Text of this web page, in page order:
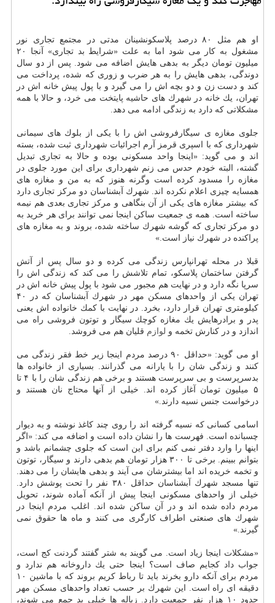
او هم مثل ۸۰ درصد پلاسكونشینان مدتی در مجتمع تجاری نور
مشغول به كار می شود اما به علت «شرایط بد تجاری» آنجا ۲۰
میلیون تومان دیگر به بدهی هایش اضافه می شود. پس از دو سال
دوندگی، بدهی هایش را به هر ضرب و زوری كه شده، پرداخت می
كند و دست زن و دو بچه اش را می گیرد و با پول پیش خانه اش در
تهران، یك خانه در شهرك های حاشیه پایتخت می خرد، و حالا با همه
مشكلاتی كه دارد به زندگی ادامه می دهد.
جلوی مغازه ی سیگارفروشی اش را با یكی از بلوك های سیمانی
شهرداری كه با اسپری قرمز آرم اجرائیات شهرداری ثبت شده، بسته
اند و می گوید: «اینجا واحد مسكونی بوده و حالا به تجاری تبدیل
گشته، البته خودم حدس می زنم شهرداری برای این مورد جلوی در
مغازه را مسدود كرده است وگرنه هنوز كه به من و مغازه های
همسایه چیزی اعلام نكرده اند. شهرك آبشناسان دو مركز تجاری دارد
كه بیشتر مغازه های یكی از آن بنگاهی و مركز تجاری بعدی هم نیمه
ساخته است. همه ی جمعیت ساكن اینجا نمی توانند برای هر خرید به
دو مركز تجاری كه گوشه شهرك ساخته شده، بروند و به مغازه های
پراكنده در شهرك نیاز است.»
قبلا در محله تهرانپارس زندگی می كرده و دو سال پس از آتش
گرفتن ساختمان پلاسكو، تمام تلاشش را می كند كه زندگی اش را
سرپا نگه دارد و در نهایت هم مجبور می شود با پول پیش خانه اش در
تهران یكی از واحدهای مسكن مهر در شهرك آبشناسان كه در ۴۰
كیلومتری تهران قرار دارد، بخرد. در نهایت با كمك خانواده اش یعنی
پدر و برادرهایش یك مغازه كوچك سیگار و توتون فروشی راه می
اندازد و در كنارش تخمه و لوازم قلیان هم می فروشد.
او می گوید: «حداقل ۹۰ درصد مردم اینجا زیر خط فقر زندگی می
كنند و زندگی شان را با یارانه می گذرانند. بسیاری از خانواده ها
بدسرپرست و بی سرپرست هستند و برخی هم زندگی شان را با ۴ تا
۵ میلیون تومان آغاز كرده اند. خیلی از آنها محتاج نان هستند و
درخواست جنس نسیه دارند.»
اسامی كسانی كه نسیه گرفته اند را روی چند كاغذ نوشته و به دیوار
چسبانده است. فهرست ها را نشان داده است و اضافه می كند: «اگر
اینها را وارد دفتر نمی كنم برای این است كه جلوی چشمانم باشد و
بتوانم ببینم. برخی تا ۳۰۰ هزار تومان هم بدهی دارند و سیگار، توتون
و تخمه خریده اند اما بیشترشان می آیند و بدهی هایشان را می دهند.
تنها مسجد شهرك آبشناسان حداقل ۳۸۰ نفر را تحت پوشش دارد.
خیلی از واحدهای مسكونی اینجا پیش از آنكه آماده شوند، تحویل
مردم داده شده اند و در آن ساكن شده اند. اغلب مردم اینجا در
شهرك های صنعتی اطراف كارگری می كنند و ماه ها حقوق نمی
گیرند.»
«مشكلات اینجا زیاد است. می گویند به شتر گفتند گردنت كج است،
جواب داد كجایم صاف است؟ اینجا حتی یك داروخانه هم ندارد و
مردم برای آنكه دارو بخرند باید تا رباط كریم بروند كه با ماشین ۱۰
دقیقه ای راه است. این شهرك بر حسب تعداد واحدهای مسكن مهر
حدود ۱۰ هزار نفر جمعیت دارد. زباله ها خیلی بد جمع می شوند،